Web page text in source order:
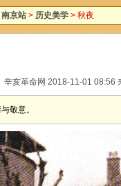
南京站 > 历史美学 > 秋夜
辛亥革命网 2018-11-01 08:56
敬意。